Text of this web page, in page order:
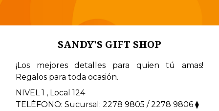
SANDY'S GIFT SHOP
¡Los mejores detalles para quien tú amas!
Regalos para toda ocasión.
NIVEL 1 , Local 124
TELÉFONO: Sucursal: 2278 9805 / 2278 9806 ⧫